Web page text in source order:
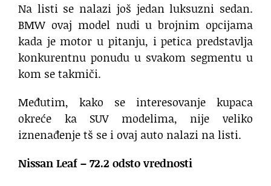
Na listi se nalazi još jedan luksuzni sedan.
BMW ovaj model nudi u brojnim opcijama
kada je motor u pitanju, i petica predstavlja
konkurentnu ponudu u svakom segmentu u
kom se takmiči.
Međutim, kako se interesovanje kupaca
okreće ka SUV modelima, nije veliko
iznenađenje tš se i ovaj auto nalazi na listi.
Nissan Leaf – 72.2 odsto vrednosti